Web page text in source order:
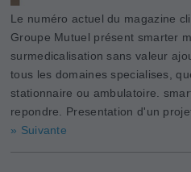
Le numéro actuel du magazine
Groupe Mutuel présent smarter
surmedicalisation sans valeur
tous les domaines specialises,
stationnaire ou ambulatoire.
repondre. Presentation d'un
» Suivante